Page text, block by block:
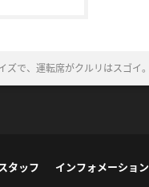
で、運転席がクルリはスゴイ。
タッフ インフォメーション